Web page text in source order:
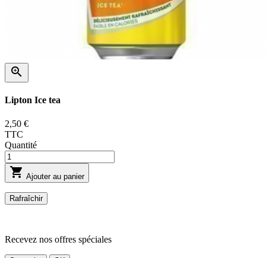

Lipton Ice tea
2,50 €
TTC
Quantité
 Ajouter au panier
Recevez nos offres spéciales